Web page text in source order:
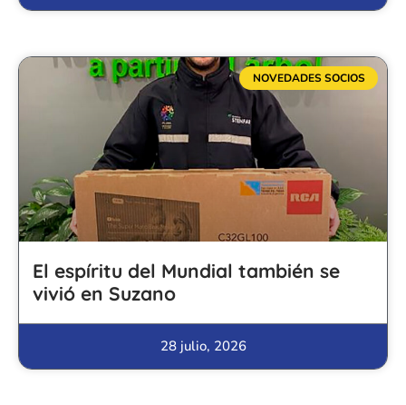
NOVEDADES SOCIOS
El espíritu del Mundial también se
vivió en Suzano
28 julio, 2026